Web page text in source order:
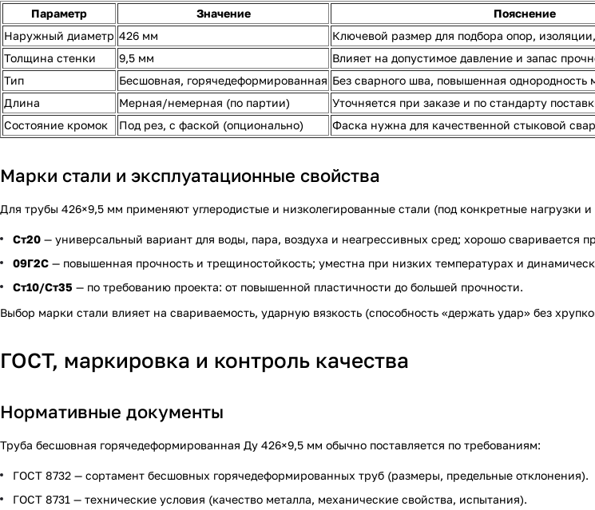
Параметр
Значение
Пояснение
Наружный диаметр 426 мм
Ключевой размер для подбора опор,
Толщина стенки
9,5 мм
Влияет на допустимое давление и запас
Тип
Бесшовная, горячедеформированная Без сварного шва, повышенная однородность
Длина
Мерная/немерная (по партии)
Уточняется при заказе и по стандарту
Состояние кромок
Под рез, с фаской (опционально) Фаска нужна для качественной стыковой
Марки стали и эксплуатационные свойства
Для трубы 426×9,5 мм применяют углеродистые и низколегированные стали (под конкретные нагрузки
Ст20 — универсальный вариант для воды, пара, воздуха и неагрессивных сред; хорошо сваривается
09Г2С — повышенная прочность и трещиностойкость; уместна при низких температурах и
Ст10/Ст35 — по требованию проекта: от повышенной пластичности до большей прочности.
Выбор марки стали влияет на свариваемость, ударную вязкость (способность «держать удар» без
ГОСТ, маркировка и контроль качества
Нормативные документы
Труба бесшовная горячедеформированная Ду 426×9,5 мм обычно поставляется по требованиям:
ГОСТ 8732 — сортамент бесшовных горячедеформированных труб (размеры, предельные отклонения).
ГОСТ 8731 — технические условия (качество металла, механические свойства, испытания).